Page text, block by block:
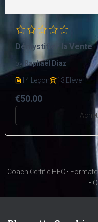
Démystifier la Vente
by Raphaël Diaz
14 Leçon 13 Elève
€50.00
Coach Certifié HEC •
•